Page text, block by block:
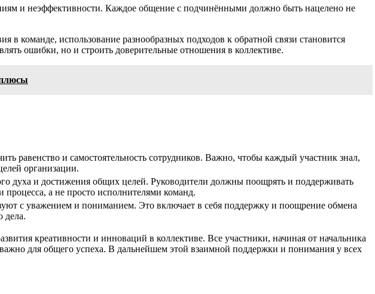
и неэффективности. Каждое общение с подчинёнными должно быть нацелено не
в команде, использование разнообразных подходов к обратной связи становится
ошибки, но и строить доверительные отношения в коллективе.
равенство и самостоятельность сотрудников. Важно, чтобы каждый участник знал,
организации.
духа и достижения общих целей. Руководители должны поощрять и поддерживать
процесса, а не просто исполнителями команд.
с уважением и пониманием. Это включает в себя поддержку и поощрение обмена
дела.
креативности и инноваций в коллективе. Все участники, начиная от начальника
для общего успеха. В дальнейшем этой взаимной поддержки и понимания у всех